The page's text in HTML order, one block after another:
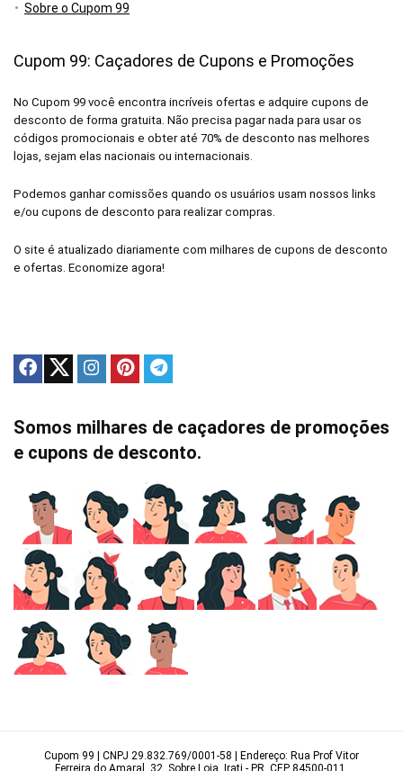
Sobre o Cupom 99
Cupom 99: Caçadores de Cupons e Promoções
No Cupom 99 você encontra incríveis ofertas e adquire cupons de
desconto de forma gratuita. Não precisa pagar nada para usar os
códigos promocionais e obter até 70% de desconto nas melhores
lojas, sejam elas nacionais ou internacionais.
Podemos ganhar comissões quando os usuários usam nossos links
e/ou cupons de desconto para realizar compras.
O site é atualizado diariamente com milhares de cupons de desconto
e ofertas. Economize agora!
Somos milhares de caçadores de promoções
e cupons de desconto.
Cupom 99 | CNPJ 29.832.769/0001-58 | Endereço: Rua Prof Vitor